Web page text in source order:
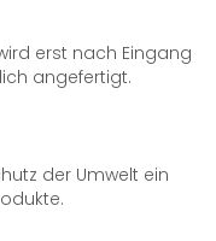
erst nach Eingang
angefertigt.
der Umwelt ein